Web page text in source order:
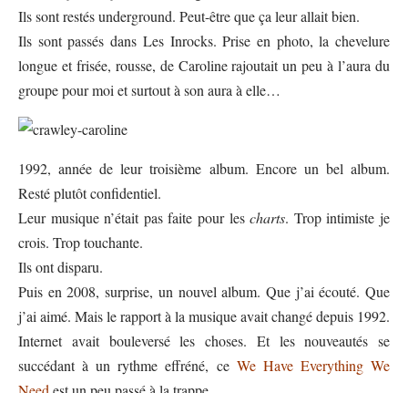
Ils sont restés underground. Peut-être que ça leur allait bien.
Ils sont passés dans Les Inrocks. Prise en photo, la chevelure
longue et frisée, rousse, de Caroline rajoutait un peu à l’aura du
groupe pour moi et surtout à son aura à elle…
1992, année de leur troisième album. Encore un bel album.
Resté plutôt confidentiel.
Leur musique n’était pas faite pour lescharts. Trop intimiste je
crois. Trop touchante.
Ils ont disparu.
Puis en 2008, surprise, un nouvel album. Que j’ai écouté. Que
j’ai aimé. Mais le rapport à la musique avait changé depuis 1992.
Internet avait bouleversé les choses. Et les nouveautés se
succédant à un rythme effréné, ce We Have Everything We